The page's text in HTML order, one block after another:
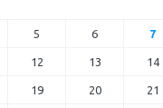
5 6 7
12 13 14
19 20 21